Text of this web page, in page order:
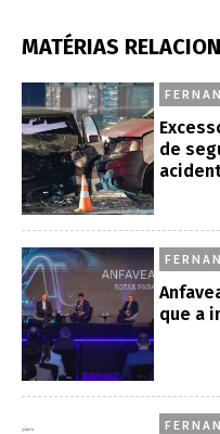
MATÉRIAS
de
que a